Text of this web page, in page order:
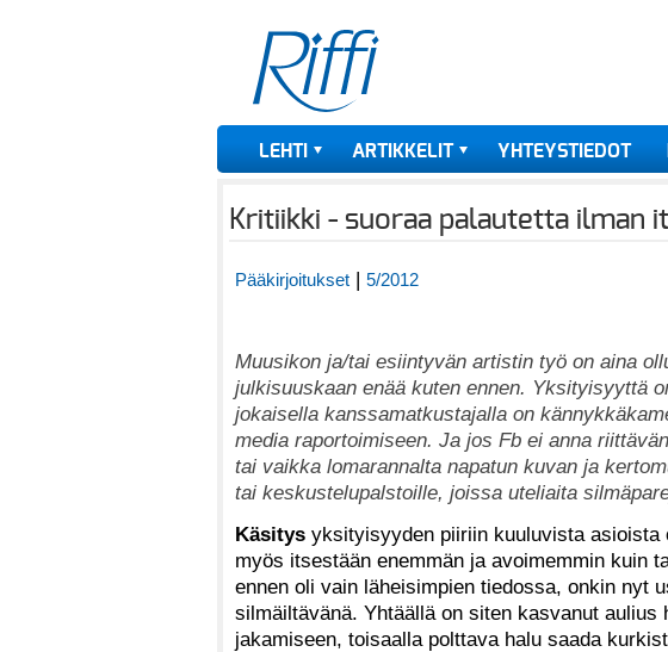
LEHTI ARTIKKELIT YHTEYSTIEDOT
Kritiikki - suoraa palautetta ilman
Pääkirjoitukset | 5/2012
Muusikon ja/tai esiintyvän artistin työ on aina
julkisuuskaan enää kuten ennen. Yksityisyyttä
jokaisella kanssamatkustajalla on
media raportoimiseen. Ja jos Fb ei anna
tai vaikka lomarannalta napatun kuvan ja
tai keskustelupalstoille, joissa uteliaita
Käsitys yksityisyyden piiriin kuuluvista
myös itsestään enemmän ja avoimemmin kuin
ennen oli vain läheisimpien tiedossa, onkin nyt
silmäiltävänä. Yhtäällä on siten kasvanut aulius
jakamiseen, toisaalla polttava halu saada